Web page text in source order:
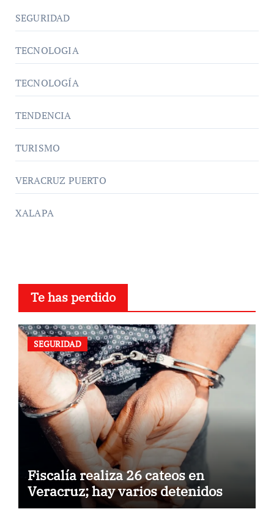
SEGURIDAD
TECNOLOGIA
TECNOLOGÍA
TENDENCIA
TURISMO
VERACRUZ PUERTO
XALAPA
Te has perdido
SEGURIDAD
Fiscalía realiza 26 cateos en
Veracruz; hay varios detenidos